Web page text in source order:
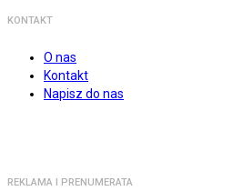
KONTAKT
O nas
Kontakt
Napisz do nas
REKLAMA I PRENUMERATA